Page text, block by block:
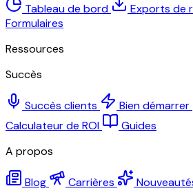
Tableau de bord
Exports de
Formulaires
Ressources
Succès
Succès clients Bien démarrer
Calculateur de ROI
Guides
A propos
Blog Carrières